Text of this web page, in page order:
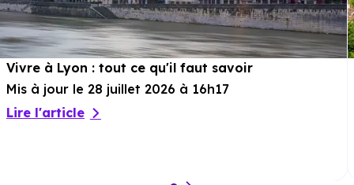
Vivre à Lyon : tout ce qu'il faut savoir
Mis à jour le 28 juillet 2026 à 16h17
Lire l'article